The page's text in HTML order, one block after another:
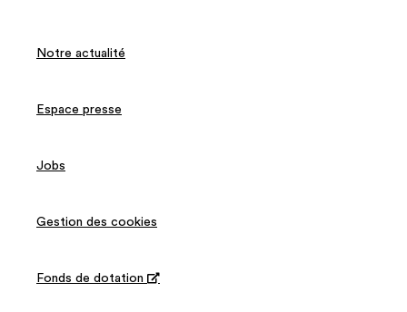
Notre actualité
Espace presse
Jobs
Gestion des cookies
Fonds de dotation 